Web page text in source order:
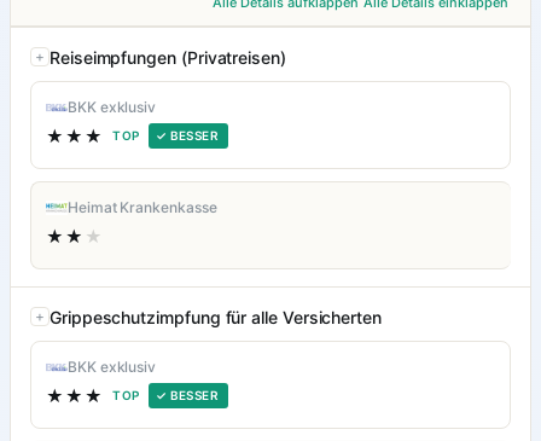
Reiseimpfungen (Privatreisen)
BKK exklusiv
★★★ TOP ✓ BESSER
Heimat Krankenkasse
★★ ★
Grippeschutzimpfung für alle Versicherten
BKK exklusiv
★★★ TOP ✓ BESSER